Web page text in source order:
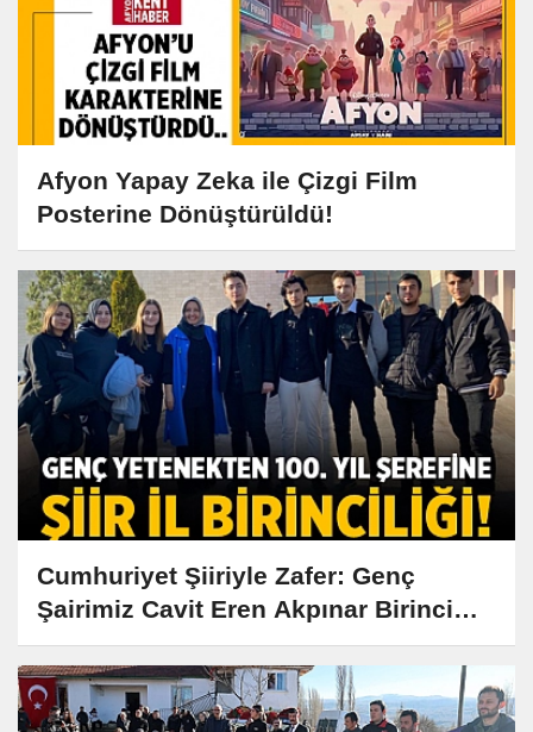
Afyon Yapay Zeka ile Çizgi Film
Posterine Dönüştürüldü!
Cumhuriyet Şiiriyle Zafer: Genç
Şairimiz Cavit Eren Akpınar Birinci
Oldu